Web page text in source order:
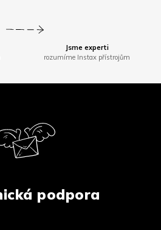
Jsme experti
rozumíme Instax přístrojům
podpora